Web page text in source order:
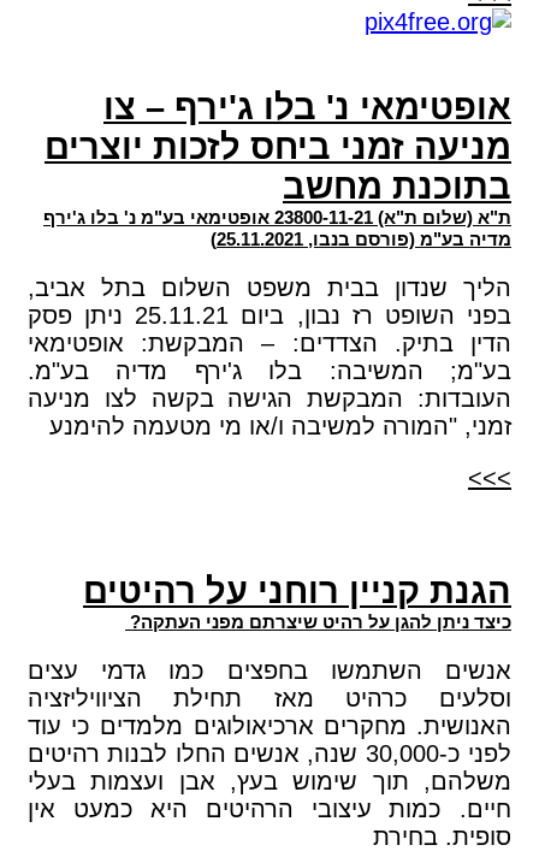
אופטימאי נ' בלו ג'ירף – צו
מניעה זמני ביחס לזכות יוצרים
בתוכנת מחשב
ת"א (שלום ת"א) 23800-11-21 אופטימאי בע"מ נ' בלו ג'ירף
מדיה בע"מ (פורסם בנבו, 25.11.2021)
הליך שנדון בבית משפט השלום בתל אביב,
בפני השופט רז נבון, ביום 25.11.21 ניתן פסק
הדין בתיק. הצדדים: – המבקשת: אופטימאי
בע"מ; המשיבה: בלו ג'ירף מדיה בע"מ.
העובדות: המבקשת הגישה בקשה לצו מניעה
זמני, "המורה למשיבה ו/או מי מטעמה להימנע
>>>
הגנת קניין רוחני על רהיטים
כיצד ניתן להגן על רהיט שיצרתם מפני העתקה?
אנשים השתמשו בחפצים כמו גדמי עצים
וסלעים כרהיט מאז תחילת הציוויליזציה
האנושית. מחקרים ארכיאולוגים מלמדים כי עוד
לפני כ-30,000 שנה, אנשים החלו לבנות רהיטים
משלהם, תוך שימוש בעץ, אבן ועצמות בעלי
חיים. כמות עיצובי הרהיטים היא כמעט אין
סופית. בחירת